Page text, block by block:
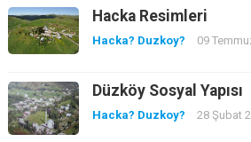
Hacka Resimleri
Hacka? Duzkoy? 09
Düzköy Sosyal Yapısı
Hacka? Duzkoy? 28 Şubat